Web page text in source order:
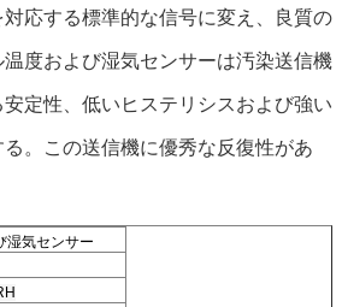
応する標準的な信号に変え、良質の
度および湿気センサーは汚染送信機
定性、低いヒステリシスおよび強い
。この送信機に優秀な反復性があ
湿気センサー